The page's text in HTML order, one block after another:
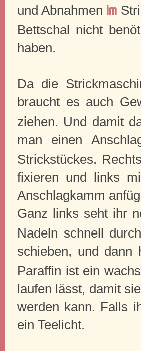
und Abnahmen im
Bettschal nicht
haben.
Da die
braucht es auch
ziehen. Und damit
man einen
Strickstückes.
fixieren und links
Anschlagkamm
Ganz links seht ihr
Nadeln schnell
schieben, und
Paraffin ist ein
laufen lässt, damit
werden kann. Falls
ein Teelicht.